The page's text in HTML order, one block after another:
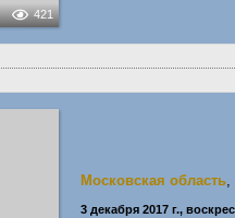
421
Московская область,
3 декабря 2017 г.,